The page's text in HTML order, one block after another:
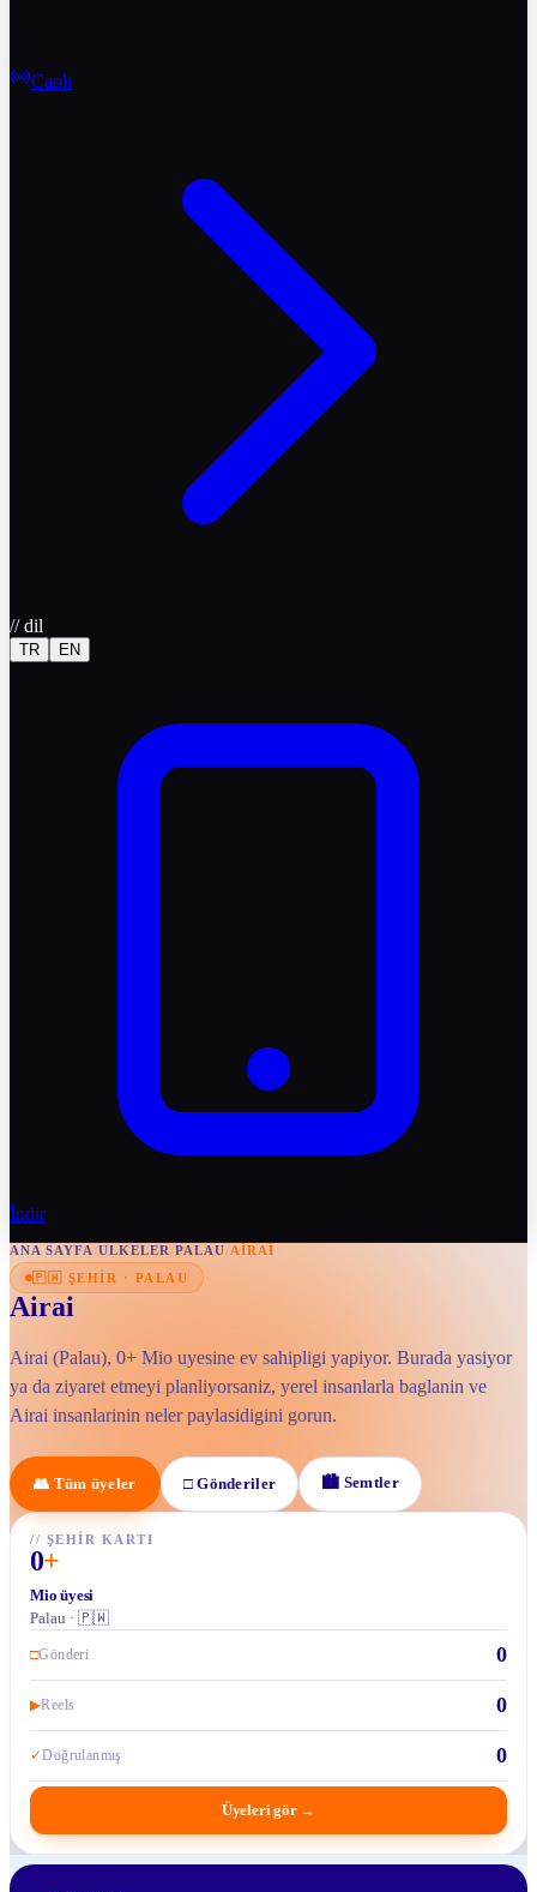
Canlı
//dil
TR EN
İndir
ANA SAYFA/ULKELER/PALAU/AIRAI
🇵🇼 ŞEHIR · PALAU
Airai
Airai (Palau), 0+ Mio uyesine ev sahipligi yapiyor. Burada yasiyor
ya da ziyaret etmeyi planliyorsaniz, yerel insanlarla baglanin ve
Airai insanlarinin neler paylasidigini gorun.
👥 Tüm üyeler □Gönderiler 🏙 Semtler
// ŞEHIR KARTI
0+
Mio üyesi
Palau · 🇵🇼
□Gönderi 0
▶Reels 0
✓Doğrulanmış 0
Üyeleri gör →